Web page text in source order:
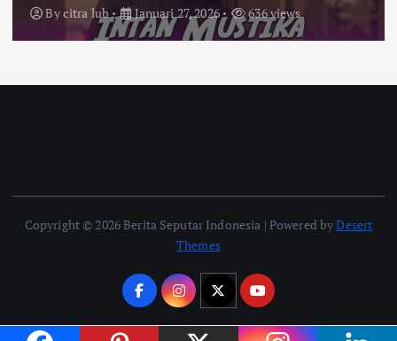
Bycitra lub Januari 27, 2026 636 views
Copyright © 2026 Berita Seputar Indonesia | Powered byDesert
Themes